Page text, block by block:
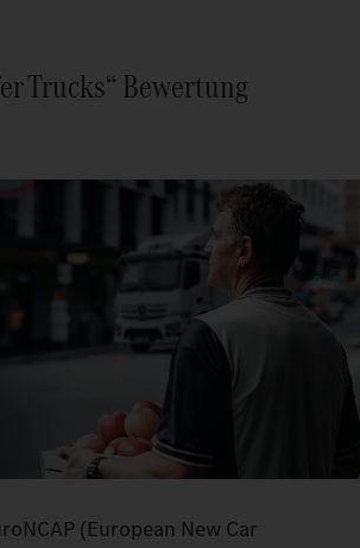
Trucks“ Bewertung
(European New Car